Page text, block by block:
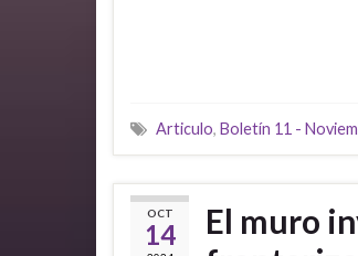
Articulo, Boletín 11 -
OCT
14
El muro